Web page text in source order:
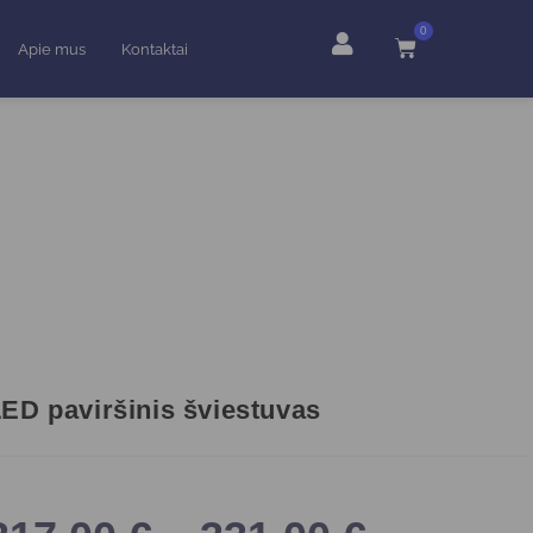
Apie mus Kontaktai
0
paviršinis šviestuvas